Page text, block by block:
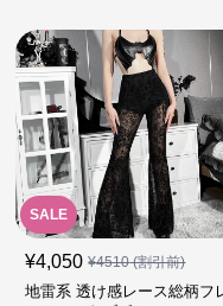
SALE
¥4,050 ¥4510(割引前)
地雷系 透け感レース総柄フ